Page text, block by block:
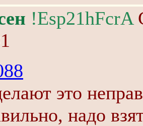
!Esp21hFcrA
это
надо